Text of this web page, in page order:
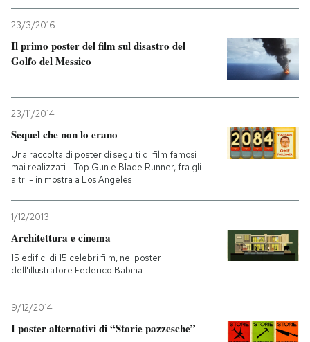
23/3/2016
Il primo poster del film sul disastro del
Golfo del Messico
23/11/2014
Sequel che non lo erano
Una raccolta di poster di seguiti di film famosi
mai realizzati - Top Gun e Blade Runner, fra gli
altri - in mostra a Los Angeles
1/12/2013
Architettura e cinema
15 edifici di 15 celebri film, nei poster
dell'illustratore Federico Babina
9/12/2014
I poster alternativi di “Storie pazzesche”